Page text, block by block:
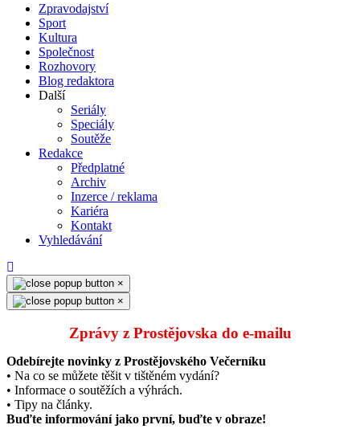
Zpravodajství
Sport
Kultura
Společnost
Rozhovory
Blog redaktora
Další
Seriály
Speciály
Soutěže
Redakce
Předplatné
Archiv
Inzerce / reklama
Kariéra
Kontakt
Vyhledávání
×
×
Zprávy z Prostějovska do e‑mailu
Odebírejte novinky z Prostějovského Večerníku
• Na co se můžete těšit v tištěném vydání?
• Informace o soutěžích a výhrách.
• Tipy na články.
Buďte informování jako první, buďte v obraze!